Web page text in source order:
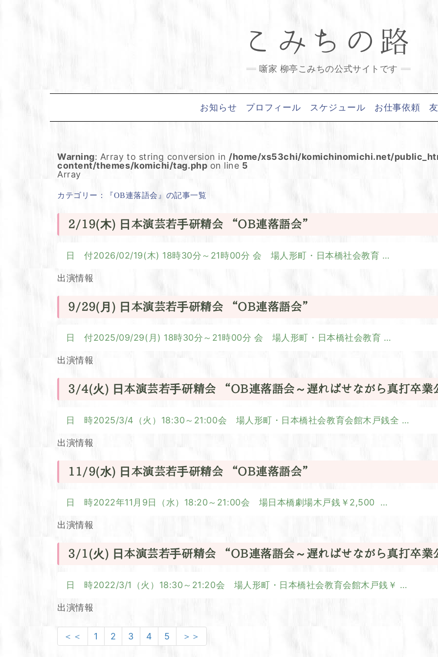
こみちの路
噺家 柳亭こみちの公式サイトです
お知らせ プロフィール スケジュール お仕事依頼
Warning: Array to string conversion in /home/xs53chi/komichinomichi.net/
content/themes/komichi/tag.php on line 5
Array
カテゴリー：『OB連落語会』の記事一覧
2/19(木) 日本演芸若手研精会 “OB連落語会”
日 付2026/02/19(木) 18時30分～21時00分 会 場人形町・日本橋社会教育 …
出演情報
9/29(月) 日本演芸若手研精会 “OB連落語会”
日 付2025/09/29(月) 18時30分～21時00分 会 場人形町・日本橋社会教育 …
出演情報
3/4(火) 日本演芸若手研精会 “OB連落語会～遅ればせながら真打卒
日 時2025/3/4（火）18:30～21:00会 場人形町・日本橋社会教育会館木戸銭全 …
出演情報
11/9(水) 日本演芸若手研精会 “OB連落語会”
日 時2022年11月9日（水）18:20～21:00会 場日本橋劇場木戸銭￥2,500 …
出演情報
3/1(火) 日本演芸若手研精会 “OB連落語会～遅ればせながら真打卒
日 時2022/3/1（火）18:30～21:20会 場人形町・日本橋社会教育会館木戸銭￥ …
出演情報
＜＜ 1 2 3 4 5 ＞＞